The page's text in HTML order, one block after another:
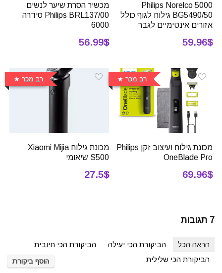
Philips Norelco 5000
BG5490/50 גילוח לגוף כולל
אזורים אינטימיים לגבר
59.96$
מכשיר הסרת שיער לנשים
Philips BRL137/00 סידרה
6000
56.99$
רב מכר
מכונת גילוח ועיצוב זקן Philips
OneBlade Pro
69.96$
רב מכר
מכונת גילוח Xiaomi Mijia
S500 שיאומי
27.5$
7 תגובות
הראה הכל הביקורת הכי יעילה
הביקורת הכי חיובית
הביקורת הכי שלילית
הוסף ביקורת